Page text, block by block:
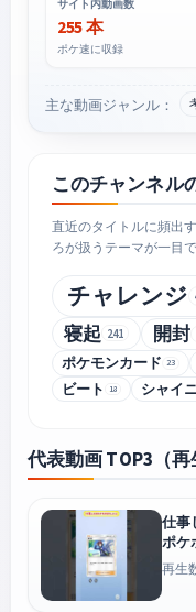
サイト内動画数
255 本
ポケ速に収録
主な動画ジャンル：
このチャンネル
直近のタイトルに頻出
ろが扱うテーマが一目
チャレンジ
寝起 241 開封
ポケモンカード 23
ビート 18 シャイ
代表動画 TOP3（再
仕事
ポケ
トモ
再生